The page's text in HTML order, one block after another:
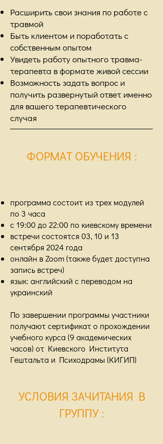
Расширить свои знания по работе с
травмой
Быть клиентом и поработать с
собственным опытом
Увидеть работу опытного травма-
терапевта в формате живой сессии
Возможность задать вопрос и
получить развернутый ответ именно
для вашего терапевтического
случая
ФОРМАТ ОБУЧЕНИЯ :
программа состоит из трех модулей
по 3 часа
с 19:00 до 22:00 по киевскому времени
встречи состоятся 03, 10 и 13
сентября 2024 года
онлайн в Zoom (также будет доступна
запись встреч)
язык: английский с переводом на
украинский
По завершении программы участники
получают сертификат о прохождении
учебного курса (9 академических
часов) от Киевского Института
Гештальта и Психодрамы (КИГИП)
УСЛОВИЯ ЗАЧИТАНИЯ В
ГРУППУ :